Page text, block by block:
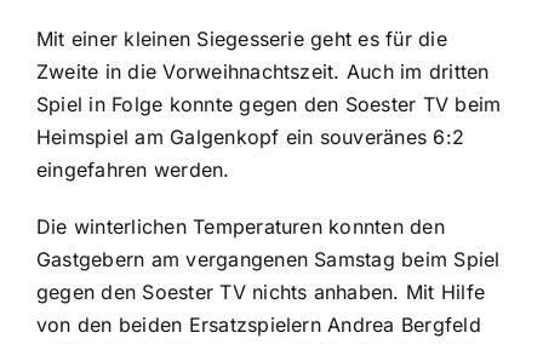
Mit einer kleinen Siegesserie geht es für die
Zweite in die Vorweihnachtszeit. Auch im dritten
Spiel in Folge konnte gegen den Soester TV beim
Heimspiel am Galgenkopf ein souveränes 6:2
eingefahren werden.
Die winterlichen Temperaturen konnten den
Gastgebern am vergangenen Samstag beim Spiel
gegen den Soester TV nichts anhaben. Mit Hilfe
von den beiden Ersatzspielern Andrea Bergfeld